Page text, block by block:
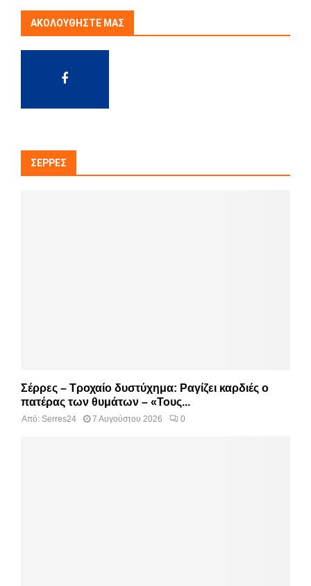
ΑΚΟΛΟΥΘΉΣΤΕ ΜΑΣ
ΣΈΡΡΕΣ
Σέρρες – Τροχαίο δυστύχημα: Ραγίζει καρδιές ο
πατέρας των θυμάτων – «Τους...
Από: Serres24 7 Αυγούστου 2026 0